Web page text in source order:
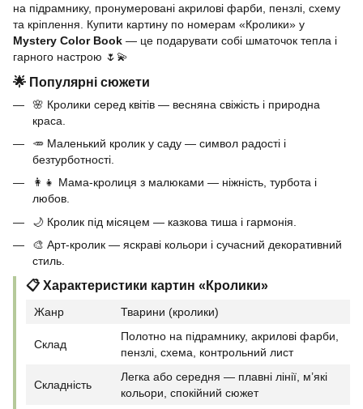
на підрамнику, пронумеровані акрилові фарби, пензлі, схему
та кріплення. Купити картину по номерам «Кролики» у
Mystery Color Book — це подарувати собі шматочок тепла і
гарного настрою 🌷💫
🌟 Популярні сюжети
🌸 Кролики серед квітів — весняна свіжість і природна
краса.
🥕 Маленький кролик у саду — символ радості і
безтурботності.
👩‍👧 Мама-кролиця з малюками — ніжність, турбота і
любов.
🌙 Кролик під місяцем — казкова тиша і гармонія.
🎨 Арт-кролик — яскраві кольори і сучасний декоративний
стиль.
📋 Характеристики картин «Кролики»
Жанр Тварини (кролики)
Склад
Полотно на підрамнику, акрилові фарби,
пензлі, схема, контрольний лист
Складність
Легка або середня — плавні лінії, м’які
кольори, спокійний сюжет